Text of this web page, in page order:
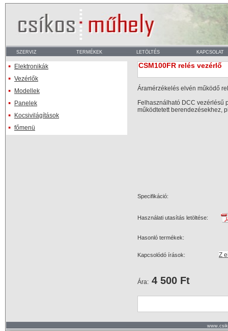
Elektronikák
Vezérlők
Modellek
Panelek
Kocsivilágítások
főmenü
CSM100FR relés vezérlő
Áramérzékelés elvén működő
Felhasználható DCC vezérlésű
működtetett berendezésekhez,
Specifikáció:
Használati utasítás letöltése:
Hasonló termékek:
Kapcsolódó írások: Z
Ára: 4 500 Ft